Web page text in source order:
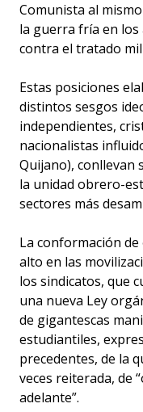
Comunista al
la guerra fría en los
contra el tratado
Estas posiciones
distintos sesgos
independientes,
nacionalistas
Quijano), conllevan
la unidad obrero-
sectores más
La conformación
alto en las
los sindicatos, que
una nueva Ley
de gigantescas
estudiantiles,
precedentes, de la
veces reiterada, de
adelante”.